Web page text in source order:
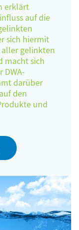
erklärt
auf die
sich hiermit
gelinkten
macht sich
DWA-
darüber
den
und